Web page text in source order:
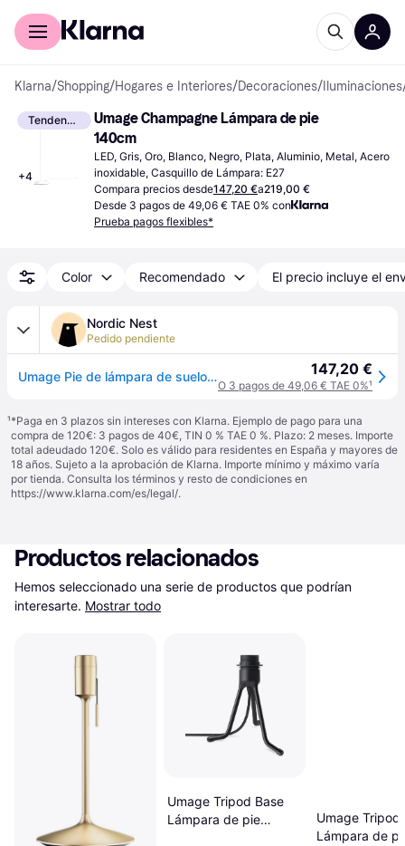
Comprar con Klarna
Klarna/Shopping/Hogares e Interiores/Decoraciones/ Iluminaciones
Tendencia
+4
Umage Champagne Lámpara de pie
140cm
LED, Gris, Oro, Blanco, Negro, Plata, Aluminio, Metal, Acero
inoxidable, Casquillo de Lámpara: E27
Compara precios desde147,20 €a219,00 €
Desde 3 pagos de 49,06 € TAE 0% con
Prueba pagos flexibles*
Color Recomendado El precio incluye el
Nordic Nest
Pedido pendiente
Umage Pie de lámpara de suelo Santé Blanco 147,20 €
O 3 pagos de 49,06 € TAE 0%¹
¹*Paga en 3 plazos sin intereses con Klarna. Ejemplo de pago para una
compra de 120€: 3 pagos de 40€, TIN 0 % TAE 0 %. Plazo: 2 meses. Importe
total adeudado 120€. Solo es válido para residentes en España y mayores de
18 años. Sujeto a la aprobación de Klarna. Importe mínimo y máximo varía
por tienda. Consulta los términos y resto de condiciones en
https://www.klarna.com/es/legal/.
Productos relacionados
Hemos seleccionado una serie de productos que podrían
interesarte. Mostrar todo
Umage Tripod Base
Lámpara de pie
Umage Tripod
Lámpara de